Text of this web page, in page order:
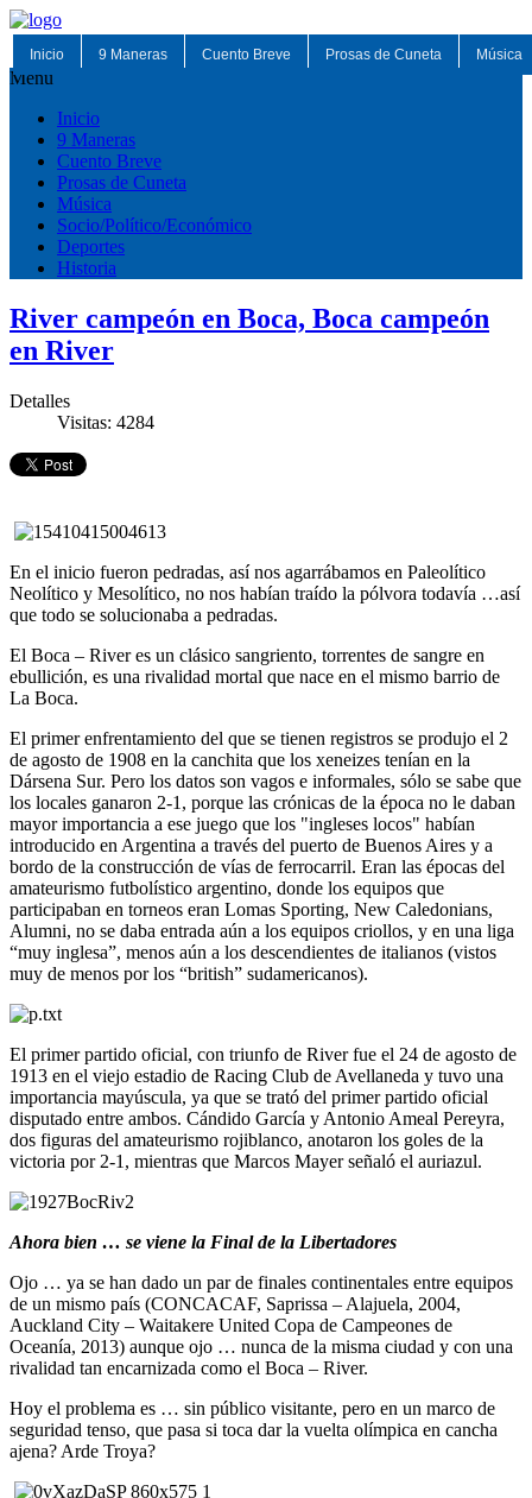
Inicio 9 Maneras Cuento Breve Prosas de Cuneta Música
Menu
Inicio
9 Maneras
Cuento Breve
Prosas de Cuneta
Música
Socio/Político/Económico
Deportes
Historia
River campeón en Boca, Boca campeón
en River
Detalles
Visitas: 4284
En el inicio fueron pedradas, así nos agarrábamos en Paleolítico
Neolítico y Mesolítico, no nos habían traído la pólvora todavía …así
que todo se solucionaba a pedradas.
El Boca – River es un clásico sangriento, torrentes de sangre en
ebullición, es una rivalidad mortal que nace en el mismo barrio de
La Boca.
El primer enfrentamiento del que se tienen registros se produjo el 2
de agosto de 1908 en la canchita que los xeneizes tenían en la
Dársena Sur. Pero los datos son vagos e informales, sólo se sabe que
los locales ganaron 2-1, porque las crónicas de la época no le daban
mayor importancia a ese juego que los "ingleses locos" habían
introducido en Argentina a través del puerto de Buenos Aires y a
bordo de la construcción de vías de ferrocarril. Eran las épocas del
amateurismo futbolístico argentino, donde los equipos que
participaban en torneos eran Lomas Sporting, New Caledonians,
Alumni, no se daba entrada aún a los equipos criollos, y en una liga
“muy inglesa”, menos aún a los descendientes de italianos (vistos
muy de menos por los “british” sudamericanos).
El primer partido oficial, con triunfo de River fue el 24 de agosto de
1913 en el viejo estadio de Racing Club de Avellaneda y tuvo una
importancia mayúscula, ya que se trató del primer partido oficial
disputado entre ambos. Cándido García y Antonio Ameal Pereyra,
dos figuras del amateurismo rojiblanco, anotaron los goles de la
victoria por 2-1, mientras que Marcos Mayer señaló el auriazul.
Ahora bien … se viene la Final de la Libertadores
Ojo … ya se han dado un par de finales continentales entre equipos
de un mismo país (CONCACAF, Saprissa – Alajuela, 2004,
Auckland City – Waitakere United Copa de Campeones de
Oceanía, 2013) aunque ojo … nunca de la misma ciudad y con una
rivalidad tan encarnizada como el Boca – River.
Hoy el problema es … sin público visitante, pero en un marco de
seguridad tenso, que pasa si toca dar la vuelta olímpica en cancha
ajena? Arde Troya?